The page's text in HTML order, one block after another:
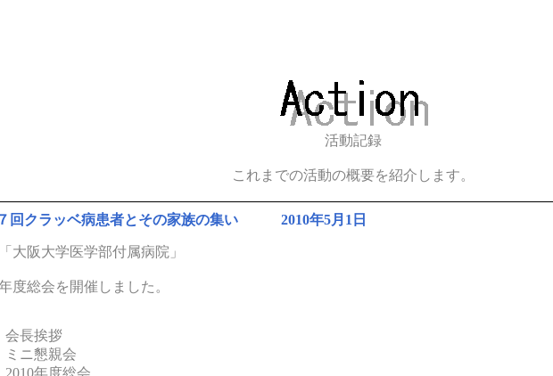
活動記録
これまでの活動の概要を紹介します。
回クラッベ病患者とその家族の集い 2010年5月1日
大阪大学医学部付属病院」
度総会を開催しました。
会長挨拶
ミニ懇親会
2010年度総会